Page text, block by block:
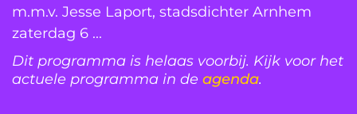
m.m.v. Jesse Laport, stadsdichter Arnhem
zaterdag 6 ...
Dit programma is helaas voorbij. Kijk voor het
actuele programma in de agenda.